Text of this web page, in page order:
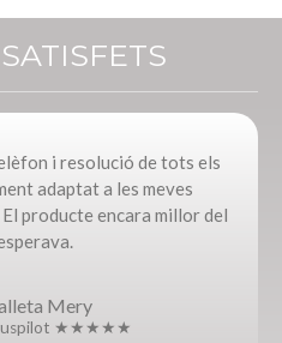
i resolució de tots els
adaptat a les meves
producte encara millor del
Mery
★★★★★